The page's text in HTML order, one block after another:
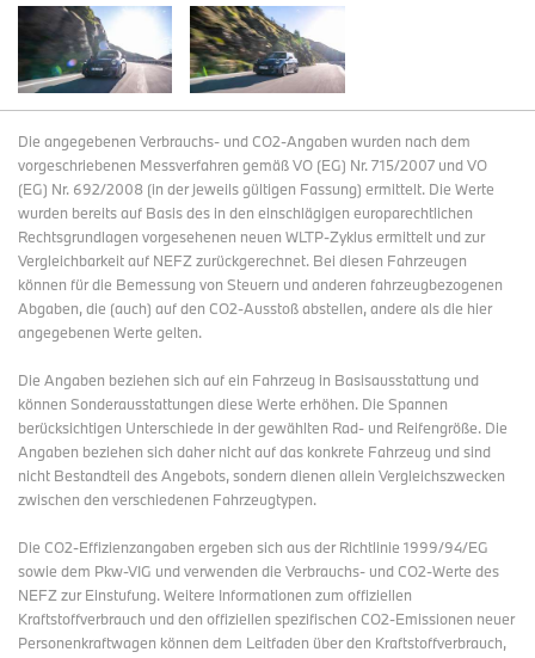
Die angegebenen Verbrauchs- und CO2-Angaben wurden nach dem
vorgeschriebenen Messverfahren gemäß VO (EG) Nr. 715/2007 und VO
(EG) Nr. 692/2008 (in der jeweils gültigen Fassung) ermittelt. Die Werte
wurden bereits auf Basis des in den einschlägigen europarechtlichen
Rechtsgrundlagen vorgesehenen neuen WLTP-Zyklus ermittelt und zur
Vergleichbarkeit auf NEFZ zurückgerechnet. Bei diesen Fahrzeugen
können für die Bemessung von Steuern und anderen fahrzeugbezogenen
Abgaben, die (auch) auf den CO2-Ausstoß abstellen, andere als die hier
angegebenen Werte gelten.
Die Angaben beziehen sich auf ein Fahrzeug in Basisausstattung und
können Sonderausstattungen diese Werte erhöhen. Die Spannen
berücksichtigen Unterschiede in der gewählten Rad- und Reifengröße. Die
Angaben beziehen sich daher nicht auf das konkrete Fahrzeug und sind
nicht Bestandteil des Angebots, sondern dienen allein Vergleichszwecken
zwischen den verschiedenen Fahrzeugtypen.
Die CO2-Effizienzangaben ergeben sich aus der Richtlinie 1999/94/EG
sowie dem Pkw-VIG und verwenden die Verbrauchs- und CO2-Werte des
NEFZ zur Einstufung. Weitere Informationen zum offiziellen
Kraftstoffverbrauch und den offiziellen spezifischen CO2-Emissionen neuer
Personenkraftwagen können dem Leitfaden über den Kraftstoffverbrauch,